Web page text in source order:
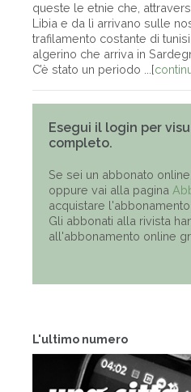
L'ultimo numero
queste le etnie che,
Libia e da lì arrivano sulle
trafilamento costante di
algerino che arriva in
C’è stato un periodo ...[
Esegui il login per
completo.
Se sei un abbonato
oppure vai alla pagina
acquistare l'abbonamento
Gli abbonati alla rivista
all'abbonamento online